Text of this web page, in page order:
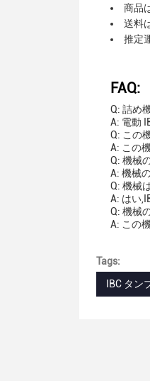
商品
送料
推定
FAQ:
Q: 詰め
A: 電動
Q: この
A: この
Q: 機械
A: 機械
Q: 機械
A: はい
Q: 機械
A: この
Tags:
IBC タン